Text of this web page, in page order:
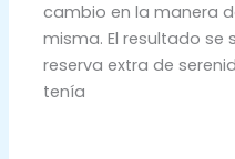
cambio en la manera
misma. El resultado se
reserva extra de
tenía